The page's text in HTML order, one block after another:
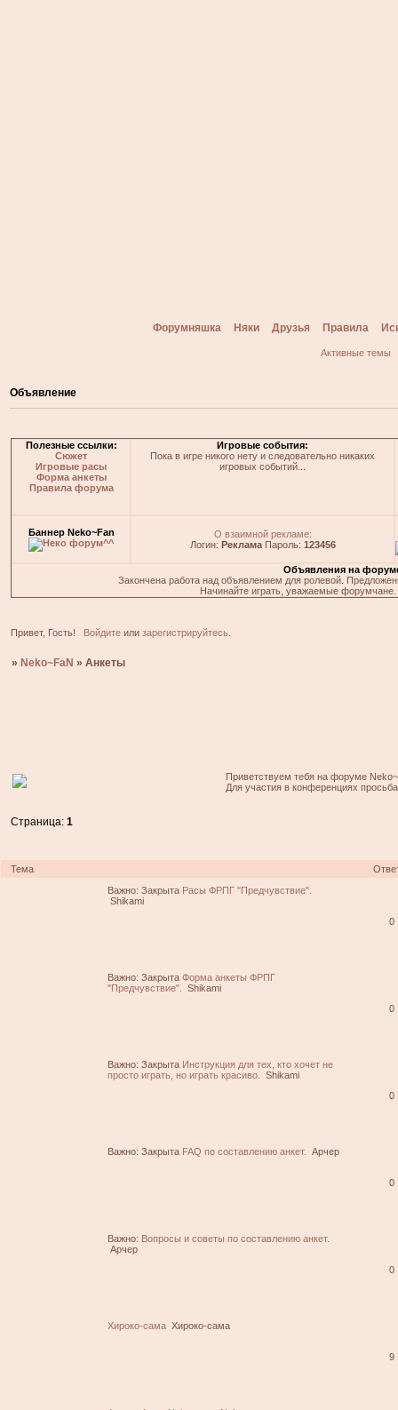
Форумняшка Няки Друзья Правила
Активные темы
Объявление
Полезные ссылки:
Сюжет
Игровые расы
Форма анкеты
Правила форума
Игровые события:
Пока в игре никого нету и следовательно никаких
игровых событий...
Баннер Neko~Fan
О взаимной рекламе:
Логин: РекламаПароль: 123456
Объявления на
Закончена работа над объявлением для ролевой.
Начинайте играть, уважаемые
Привет, Гость! Войдитеили зарегистрируйтесь.
» Neko~FaN »Анкеты
Приветствуем тебя на форуме
Для участия в конференциях
Страница:1
Тема
Важно: Закрыта Расы ФРПГ "Предчувствие".
Shikami
0
Важно: ЗакрытаФорма анкеты ФРПГ
"Предчувствие".
Shikami
0
Важно: Закрыта Инструкция для тех, кто хочет не
просто играть, но играть красиво.
Shikami
0
Важно: Закрыта FAQ по составлению анкет. Арчер
0
Важно: Вопросы и советы по составлению анкет.
Арчер
0
Хироко-сама Хироко-сама
9